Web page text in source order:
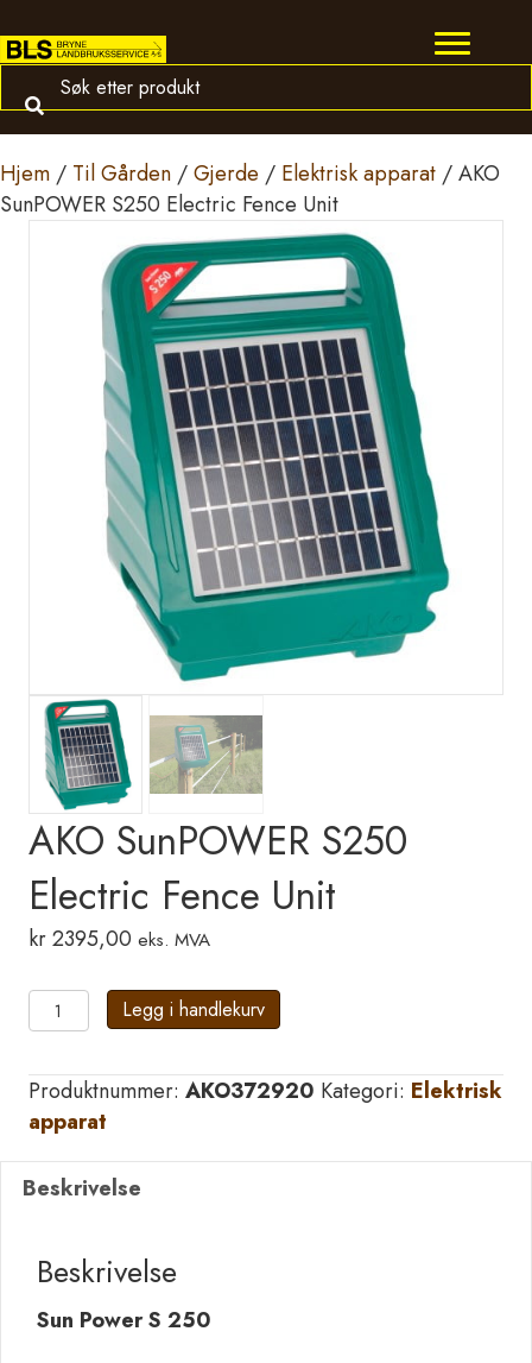
Hjem / Til Gården /Gjerde / Elektrisk apparat / AKO
SunPOWER S250 Electric Fence Unit
AKO SunPOWER S250
Electric Fence Unit
kr2395,00 eks. MVA
AKO
SunPOWER
Electric
Fence
Unit
antall
Legg i handlekurv
Produktnummer: AKO372920 Kategori: Elektrisk
apparat
Beskrivelse
Beskrivelse
Sun Power S 250